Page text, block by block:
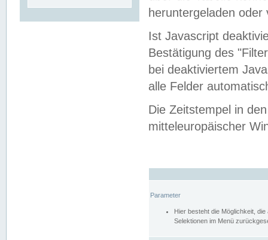
heruntergeladen oder
Ist Javascript
Bestätigung des
bei deaktiviertem
alle Felder
Die Zeitstempel in
mitteleuropäischer
Parameter
Hier besteht die Möglichkeit,
Selektionen im Menü